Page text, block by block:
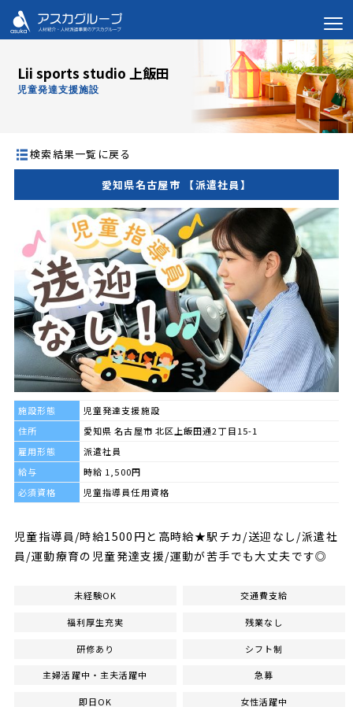
Lii sports studio 上飯田
児童発達支援施設
検索結果一覧に戻る
愛知県名古屋市 【派遣社員】
施設形態
児童発達支援施設
住所
愛知県 名古屋市 北区上飯田通2丁目15-1
雇用形態
派遣社員
給与
時給 1,500円
必須資格
児童指導員任用資格
児童指導員/時給1500円と高時給★駅チカ/送迎なし/派遣社
員/運動療育の児童発達支援/運動が苦手でも大丈夫です◎
未経験OK 交通費支給
福利厚生充実 残業なし
研修あり シフト制
主婦活躍中・主夫活躍中 急募
即日OK 女性活躍中